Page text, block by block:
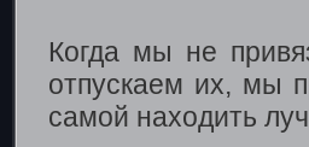
Когда мы не
отпускаем их, мы
самой находить